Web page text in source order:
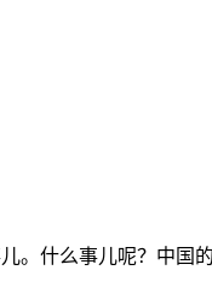
什么事儿呢？中国